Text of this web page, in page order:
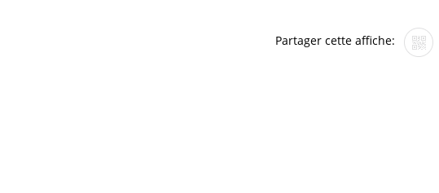
Partager cette affiche: